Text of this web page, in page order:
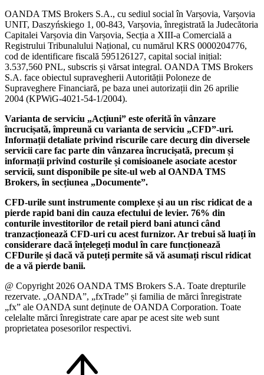
OANDA TMS Brokers S.A., cu sediul social în Varșovia, Varșovia
UNIT, Daszyńskiego 1, 00-843, Varșovia, înregistrată la Judecătoria
Capitalei Varșovia din Varșovia, Secția a XIII-a Comercială a
Registrului Tribunalului Național, cu numărul KRS 0000204776,
cod de identificare fiscală 595126127, capital social inițial:
3.537,560 PNL, subscris și vărsat integral. OANDA TMS Brokers
S.A. face obiectul supravegherii Autorității Poloneze de
Supraveghere Financiară, pe baza unei autorizații din 26 aprilie
2004 (KPWiG-4021-54-1/2004).
Varianta de serviciu „Acțiuni” este oferită în vânzare
încrucișată, împreună cu varianta de serviciu „CFD”-uri.
Informații detaliate privind riscurile care decurg din diversele
servicii care fac parte din vânzarea încrucișată, precum și
informații privind costurile și comisioanele asociate acestor
servicii, sunt disponibile pe site-ul web al OANDA TMS
Brokers, în secțiunea „Documente”.
CFD-urile sunt instrumente complexe și au un risc ridicat de a
pierde rapid bani din cauza efectului de levier. 76% din
conturile investitorilor de retail pierd bani atunci când
tranzacționează CFD-uri cu acest furnizor. Ar trebui să luați în
considerare dacă înțelegeți modul în care funcționează
CFDurile și dacă vă puteți permite să vă asumați riscul ridicat
de a vă pierde banii.
@ Copyright 2026 OANDA TMS Brokers S.A. Toate drepturile
rezervate. „OANDA”, „fxTrade” și familia de mărci înregistrate
„fx” ale OANDA sunt deținute de OANDA Corporation. Toate
celelalte mărci înregistrate care apar pe acest site web sunt
proprietatea posesorilor respectivi.